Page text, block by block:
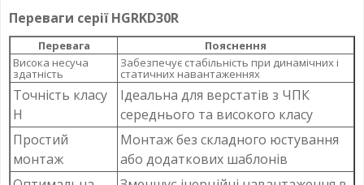
Переваги серії HGRKD30R
Перевага
Пояснення
Висока несуча
здатність
Забезпечує стабільність при динамічних і
статичних навантаженнях
Точність класу
H
Ідеальна для верстатів з ЧПК
середнього та високого класу
Простий
монтаж
Монтаж без складного юстування
або додаткових шаблонів